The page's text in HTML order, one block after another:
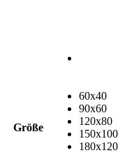
Größe
60x40
90x60
120x80
150x100
180x120